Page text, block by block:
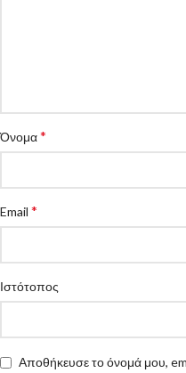
Όνομα*
Email *
Ιστότοπος
Αποθήκευσε το όνομά μου,